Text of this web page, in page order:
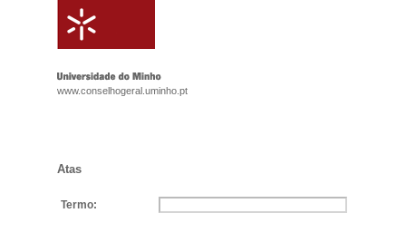
www.conselhogeral.uminho.pt
Atas
Termo: